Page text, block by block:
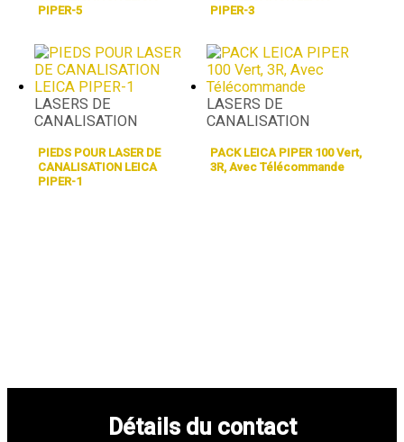
PIPER-5
PIPER-3
LASERS DE
CANALISATION
PIEDS POUR LASER DE
CANALISATION LEICA
PIPER-1
LASERS DE
CANALISATION
PACK LEICA PIPER 100 Vert,
3R, Avec Télécommande
Détails du contact